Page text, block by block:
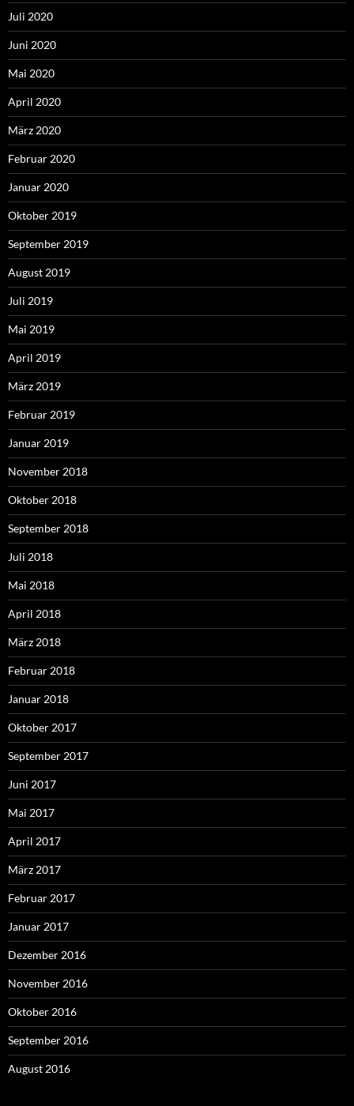
Juli 2020
Juni 2020
Mai 2020
April 2020
März 2020
Februar 2020
Januar 2020
Oktober 2019
September 2019
August 2019
Juli 2019
Mai 2019
April 2019
März 2019
Februar 2019
Januar 2019
November 2018
Oktober 2018
September 2018
Juli 2018
Mai 2018
April 2018
März 2018
Februar 2018
Januar 2018
Oktober 2017
September 2017
Juni 2017
Mai 2017
April 2017
März 2017
Februar 2017
Januar 2017
Dezember 2016
November 2016
Oktober 2016
September 2016
August 2016